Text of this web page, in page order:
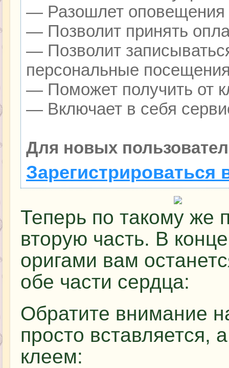
— Разошлет оповещения
— Позволит принять
— Позволит
персональные
— Поможет получить от
— Включает в себя
Для новых
Зарегистрироваться
Теперь по такому же
вторую часть. В
оригами вам
обе части сердца:
Обратите внимание
просто вставляется,
клеем: